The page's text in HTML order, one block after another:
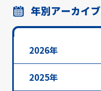
年別アーカイブ
2026年
2025年